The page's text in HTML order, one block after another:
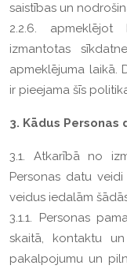
saistības un
2.2.6. apmeklējot
izmantotas
apmeklējuma laikā.
ir pieejama šīs
3. Kādus Personas
3.1. Atkarībā no
Personas datu
veidus iedalām
3.1.1. Personas
skaitā, kontaktu
pakalpojumu un